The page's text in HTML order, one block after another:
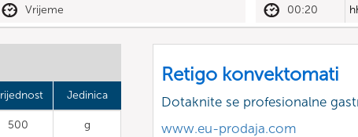
Vrijeme 00:20
Jedinica
500 g
Retigo konvektomati
Dotaknite se profesionalne
www.eu-prodaja.com